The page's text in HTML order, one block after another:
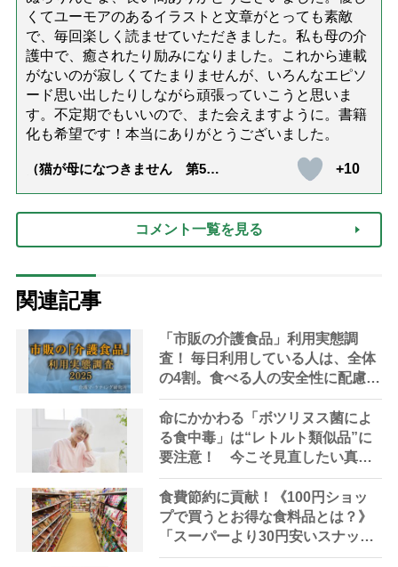
くてユーモアのあるイラストと文章がとっても素敵
で、毎回楽しく読ませていただきました。私も母の介
護中で、癒されたり励みになりました。これから連載
がないのが寂しくてたまりませんが、いろんなエピソ
ード思い出したりしながら頑張っていこうと思いま
す。不定期でもいいので、また会えますように。書籍
化も希望です！本当にありがとうございました。
（猫が母になつきません 第500
+10
コメント一覧を見る
関連記事
「市販の介護食品」利用実態調
査！ 毎日利用している人は、全体
の4割。食べる人の安全性に配慮し
て商品選びをしている傾向｜介護
マーケティング研究所 by 介護ポ
ストセブン
命にかかわる「ボツリヌス菌によ
る食中毒」は“レトルト類似品”に
要注意！ 今こそ見直したい真空
パックや瓶詰め食品の保存・調理
法
食費節約に貢献！《100円ショッ
プで買うとお得な食料品とは？》
「スーパーより30円安いスナック
菓子も」【節約アドバイザー指